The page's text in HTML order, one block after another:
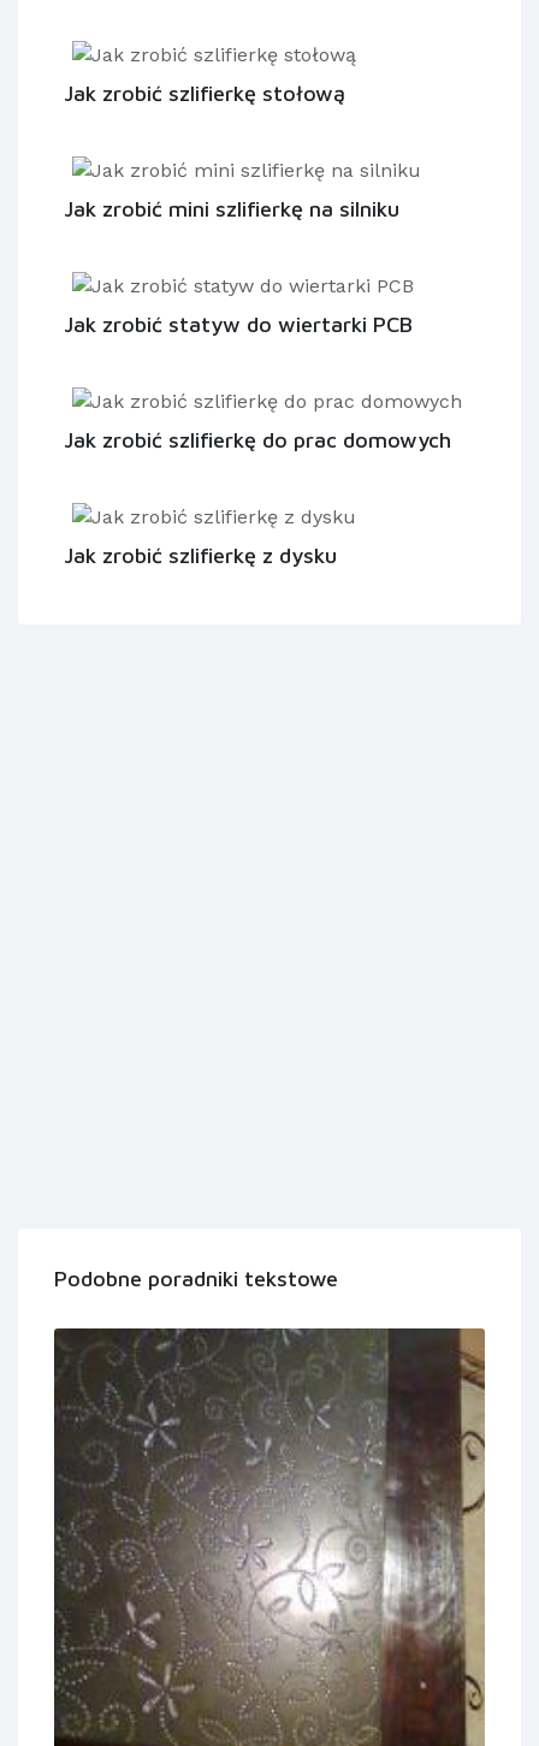
Jak zrobić szlifierkę stołową
Jak zrobić mini szlifierkę na silniku
Jak zrobić statyw do wiertarki PCB
Jak zrobić szlifierkę do prac domowych
Jak zrobić szlifierkę z dysku
Podobne poradniki tekstowe